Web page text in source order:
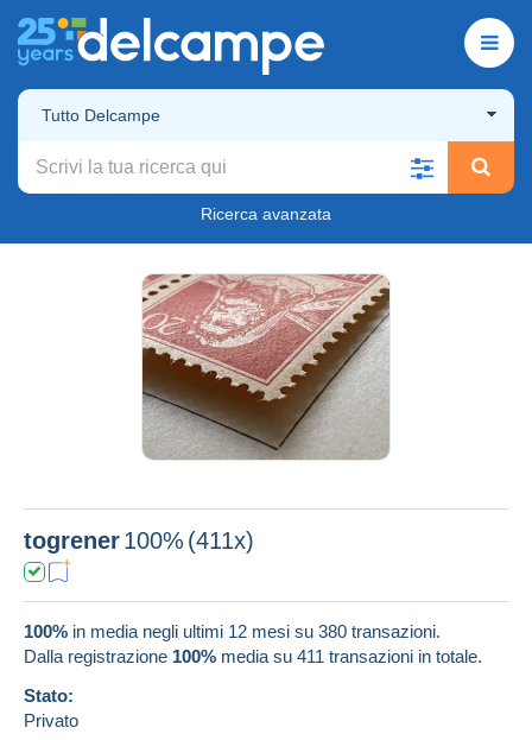
Tutto Delcampe
Ricerca avanzata
togrener100% (411x)
100% in media negli ultimi 12 mesi su 380 transazioni.
Dalla registrazione 100% media su 411 transazioni in totale.
Stato:
Privato